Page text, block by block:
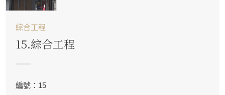
綜合工程
15.綜合工程
編號：15